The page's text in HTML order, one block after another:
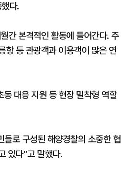
다.
간 본격적인 활동에 들어간다. 주
항 등 관광객과 이용객이 많은 연
대응 지원 등 현장 밀착형 역할
로 구성된 해양경찰의 소중한 협
있다”고 말했다.